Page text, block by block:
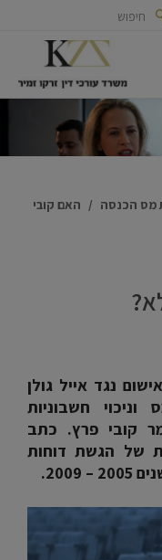
חיפוש
מס הכנסה / האם קובי
נגד אייל גולן
חשבוניות
קובי פרץ. כתב
של הגשת דוחות